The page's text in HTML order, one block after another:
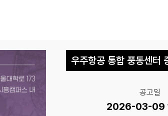
우주항공 통합 풍동센터
공고일
2026-03-09